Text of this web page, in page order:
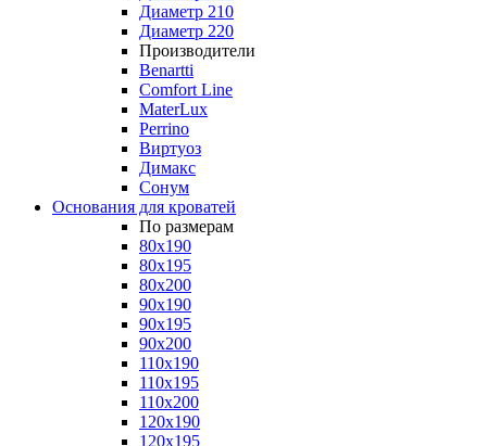
Диаметр 210
Диаметр 220
Производители
Benartti
Comfort Line
MaterLux
Perrino
Виртуоз
Димакс
Сонум
Основания для кроватей
По размерам
80x190
80x195
80x200
90x190
90x195
90x200
110x190
110x195
110x200
120x190
120x195